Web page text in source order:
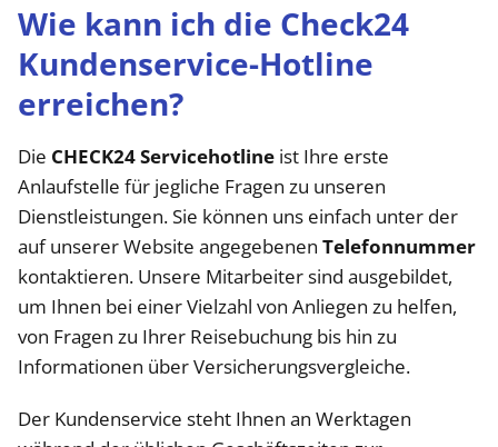
Wie kann ich die Check24
Kundenservice-Hotline
erreichen?
Die CHECK24 Servicehotline ist Ihre erste
Anlaufstelle für jegliche Fragen zu unseren
Dienstleistungen. Sie können uns einfach unter der
auf unserer Website angegebenen Telefonnummer
kontaktieren. Unsere Mitarbeiter sind ausgebildet,
um Ihnen bei einer Vielzahl von Anliegen zu helfen,
von Fragen zu Ihrer Reisebuchung bis hin zu
Informationen über Versicherungsvergleiche.
Der Kundenservice steht Ihnen an Werktagen